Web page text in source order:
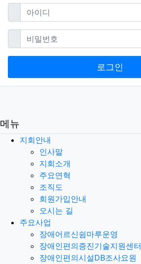
아이디필수
비밀번호필수
로그인
메뉴
지회안내
인사말
지회소개
주요연혁
조직도
회원가입안내
오시는 길
주요사업
장애어르신쉼마루운영
장애인편의증진기술지원센터
장애인편의시설DB조사요원